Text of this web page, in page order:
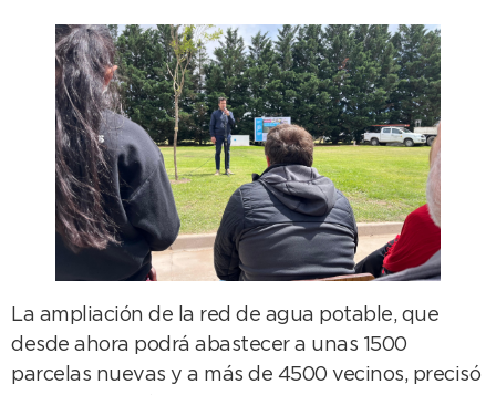
La ampliación de la red de agua potable, que
desde ahora podrá abastecer a unas 1500
parcelas nuevas y a más de 4500 vecinos, precisó